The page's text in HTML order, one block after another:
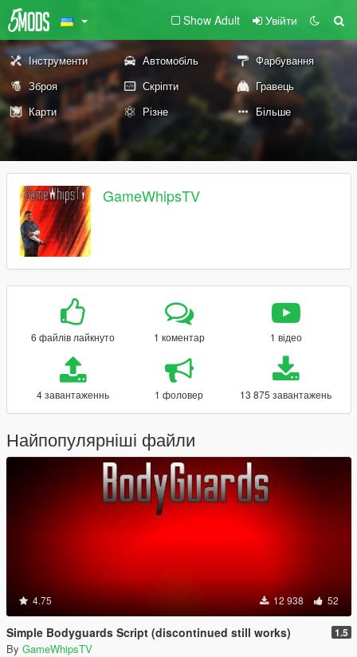
Show Adult Увійти
Інструменти Автомобіль
Фарбування
Зброя
Скріпти
Гравець
Карти
Різне Більше
GameWhipsTV
6 файлів лайкнуто 1 коментар 1 відео
4 завантаженнь 1 фоловер 13 875 завантажень
Найпопулярніші файли
4.75 12 938 52
Simple Bodyguards Script (discontinued still works) 1.5
By GameWhipsTV